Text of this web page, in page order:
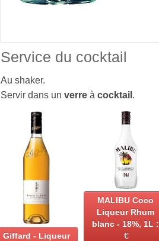
Service du cocktail
Au shaker.
Servir dans un verre à cocktail .
Giffard - Liqueur
MALIBU Coco
Liqueur Rhum
blanc - 18%, 1L :
€